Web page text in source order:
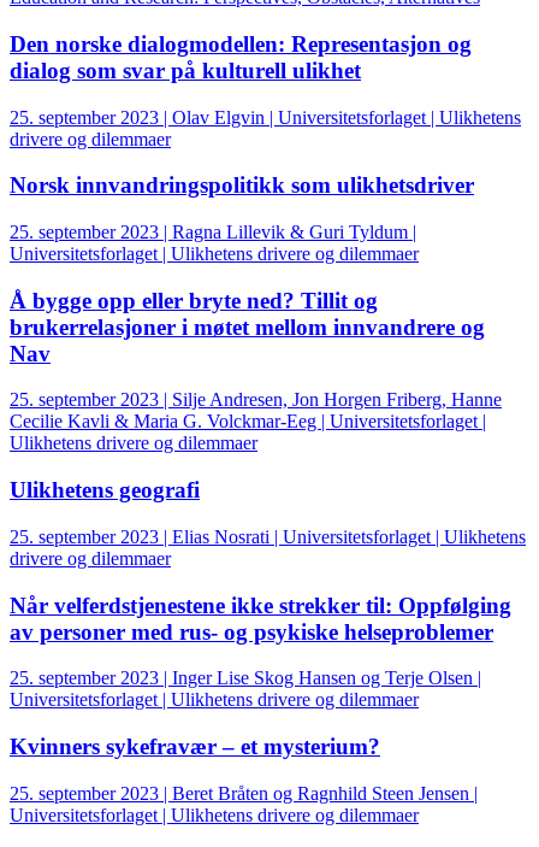
Den norske dialogmodellen: Representasjon og
dialog som svar på kulturell ulikhet
25. september 2023 | Olav Elgvin | Universitetsforlaget | Ulikhetens
drivere og dilemmaer
Norsk innvandringspolitikk som ulikhetsdriver
25. september 2023 | Ragna Lillevik & Guri Tyldum |
Universitetsforlaget | Ulikhetens drivere og dilemmaer
Å bygge opp eller bryte ned? Tillit og
brukerrelasjoner i møtet mellom innvandrere og
Nav
25. september 2023 | Silje Andresen, Jon Horgen Friberg, Hanne
Cecilie Kavli & Maria G. Volckmar-Eeg | Universitetsforlaget |
Ulikhetens drivere og dilemmaer
Ulikhetens geografi
25. september 2023 | Elias Nosrati | Universitetsforlaget | Ulikhetens
drivere og dilemmaer
Når velferdstjenestene ikke strekker til: Oppfølging
av personer med rus- og psykiske helseproblemer
25. september 2023 | Inger Lise Skog Hansen og Terje Olsen |
Universitetsforlaget | Ulikhetens drivere og dilemmaer
Kvinners sykefravær – et mysterium?
25. september 2023 | Beret Bråten og Ragnhild Steen Jensen |
Universitetsforlaget | Ulikhetens drivere og dilemmaer